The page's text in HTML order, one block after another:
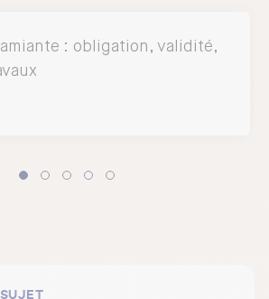
: obligation, validité,